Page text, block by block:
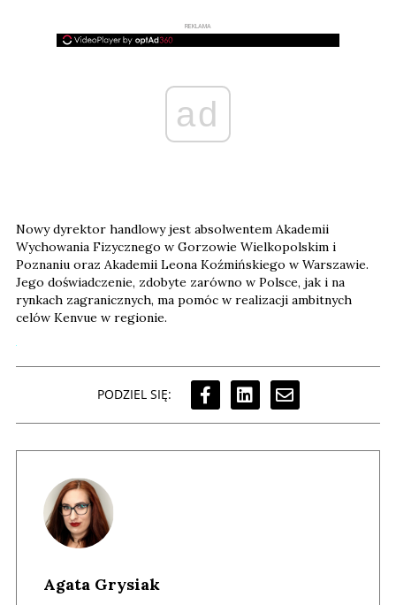
REKLAMA
ad
Nowy dyrektor handlowy jest absolwentem Akademii
Wychowania Fizycznego w Gorzowie Wielkopolskim i
Poznaniu oraz Akademii Leona Koźmińskiego w Warszawie.
Jego doświadczenie, zdobyte zarówno w Polsce, jak i na
rynkach zagranicznych, ma pomóc w realizacji ambitnych
celów Kenvue w regionie.
PODZIEL SIĘ:
Agata Grysiak